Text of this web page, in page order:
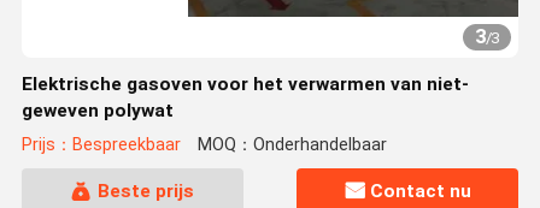
3/3
Elektrische gasoven voor het verwarmen van niet-
geweven polywat
Prijs：Bespreekbaar MOQ：Onderhandelbaar
Beste prijs Contact nu